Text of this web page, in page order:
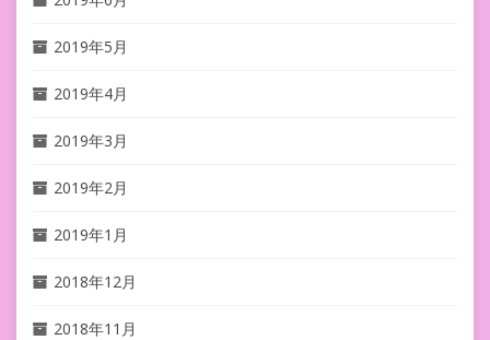
2019年5月
2019年4月
2019年3月
2019年2月
2019年1月
2018年12月
2018年11月